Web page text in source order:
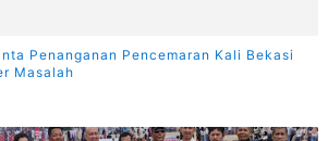
Penanganan Pencemaran Kali Bekasi
Masalah